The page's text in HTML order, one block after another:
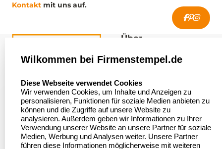
Kontakt mit uns auf.
Asterlager Straße 97
47228 Duisburg
Deutschland
Über
Über uns
Bewerten Sie uns
Sitemap
Stempel in
Deutschland
Wilkommen bei Firmenstempel.de
Diese Webseite verwendet Cookies
Wir verwenden Cookies, um Inhalte und Anzeigen zu
personalisieren, Funktionen für soziale Medien anbieten zu
können und die Zugriffe auf unsere Website zu
analysieren. Außerdem geben wir Informationen zu Ihrer
Verwendung unserer Website an unsere Partner für soziale
Medien, Werbung und Analysen weiter. Unsere Partner
führen diese Informationen möglicherweise mit weiteren